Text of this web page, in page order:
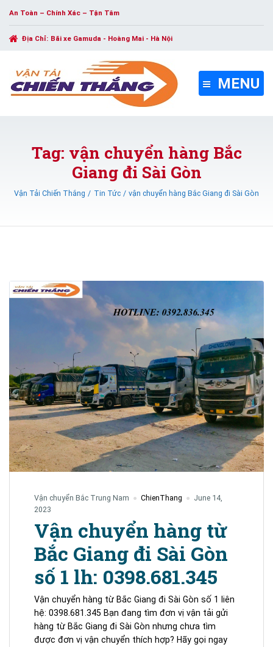
An Toàn – Chính Xác – Tận Tâm
Địa Chỉ: Bãi xe Gamuda - Hoàng Mai - Hà Nội
MENU
Tag: vận chuyển hàng Bắc
Giang đi Sài Gòn
Vận Tải Chiến Thắng Tin Tức vận chuyển hàng Bắc Giang đi Sài Gòn
Vận chuyển Bắc Trung Nam ChienThang
June 14,
2023
Vận chuyển hàng từ
Bắc Giang đi Sài Gòn
số 1 lh: 0398.681.345
Vận chuyển hàng từ Bắc Giang đi Sài Gòn số 1 liên
hệ: 0398.681.345 Bạn đang tìm đơn vị vận tải gửi
hàng từ Bắc Giang đi Sài Gòn nhưng chưa tìm
được đơn vị vận chuyển thích hợp? Hãy gọi ngay